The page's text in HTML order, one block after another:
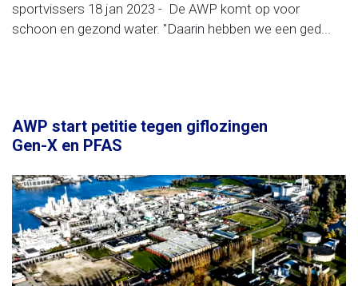
sportvissers 18 jan 2023 - De AWP komt op voor
schoon en gezond water. "Daarin hebben we een ged...
AWP start petitie tegen giflozingen
Gen-X en PFAS